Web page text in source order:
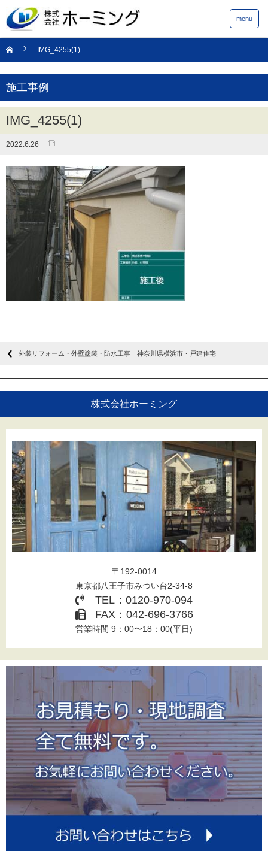
menu
IMG_4255(1)
施工事例
IMG_4255(1)
2022.6.26
外装リフォーム・外壁塗装・防水工事 神奈川県横浜市・戸建住宅
株式会社ホーミング
〒192-0014
東京都八王子市みつい台2-34-8
TEL：0120-970-094
FAX：042-696-3766
営業時間 9：00〜18：00(平日)